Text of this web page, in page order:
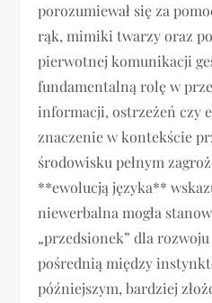
porozumiewał się za
rąk, mimiki twarzy oraz
pierwotnej komunikacji
fundamentalną rolę w
informacji, ostrzeżeń czy
znaczenie w kontekście
środowisku pełnym
**ewolucją języka**
niewerbalna mogła
„przedsionek” dla
pośrednią między
późniejszym, bardziej